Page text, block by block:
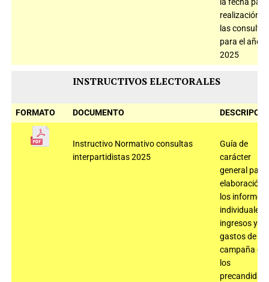
la fecha
realización
las consultas
para el año
2025
INSTRUCTIVOS ELECTORALES
FORMATO DOCUMENTO
Instructivo Normativo consultas
interpartidistas 2025
Guía de
carácter
general para
elaboración
los informes
individuales
ingresos y
gastos de
campaña de
los